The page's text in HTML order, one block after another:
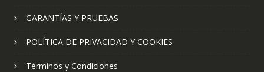
GARANTÍAS Y PRUEBAS
POLÍTICA DE PRIVACIDAD Y COOKIES
Términos y Condiciones